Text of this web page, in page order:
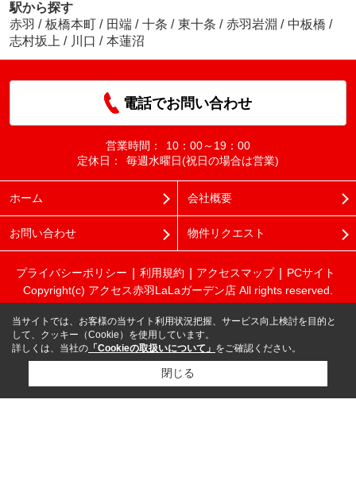
駅から探す
赤羽 / 板橋本町 / 田端 / 十条 / 東十条 / 赤羽岩淵 / 中板橋 /
志村坂上 / 川口 / 本蓮沼
電話でお問い合わせ
営業時間：
10：00～19：00
定休日：
毎週水曜日(祝日の場合は営業)
ホーム 会社概要
お問い合わせ 物件リクエスト
プライバシーポリシー 利用規約 アクセスマップ
PCサイト
Copyright(c) アクセス赤羽LaLaガーデン店 All rights reserved.
当サイトでは、お客様の当サイト利用状況把握、サービス向上検討を目的と
して、クッキー（Cookie）を使用しています。
詳しくは、当社の 「Cookieの取扱いについて」 をご確認ください。
閉じる